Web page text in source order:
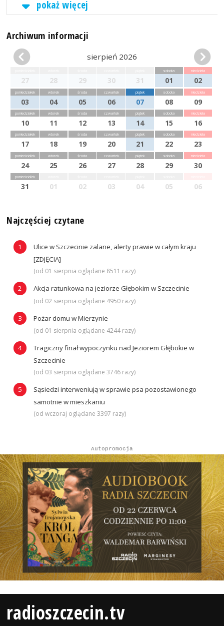
pokaż więcej
Archiwum informacji
sierpień 2026
27 28 29 30 31
sobota
01
niedziela
02
poniedziałek
03
wtorek
04
środa
05
czwartek
06
piątek
07
sobota
08
niedziela
09
poniedziałek
10
wtorek
11
środa
12
czwartek
13
piątek
14
sobota
15
niedziela
16
poniedziałek
17
wtorek
18
środa
19
czwartek
20
piątek
21
sobota
22
niedziela
23
poniedziałek
24
wtorek
25
środa
26
czwartek
27
piątek
28
sobota
29
niedziela
30
poniedziałek
31 01 02 03 04 05 06
Najczęściej czytane
Ulice w Szczecinie zalane, alerty prawie w całym kraju
[ZDJĘCIA]
(od 01 sierpnia oglądane 8511 razy)
Akcja ratunkowa na jeziorze Głębokim w Szczecinie
(od 02 sierpnia oglądane 4950 razy)
Pożar domu w Mierzynie
(od 01 sierpnia oglądane 4244 razy)
Tragiczny finał wypoczynku nad Jeziorem Głębokie w
Szczecinie
(od 03 sierpnia oglądane 3746 razy)
Sąsiedzi interweniują w sprawie psa pozostawionego
samotnie w mieszkaniu
(od wczoraj oglądane 3397 razy)
Autopromocja
radioszczecin.tv